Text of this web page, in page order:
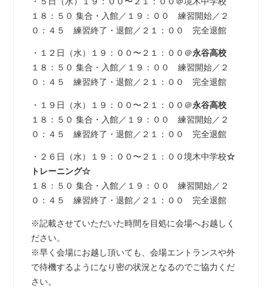
１８：５０ 集合・入館／１９：００ 練習開始／２
０：４５ 練習終了・退館／２１：００ 完全退館
・１２日（水）１９：００〜２１：００＠永谷高校
１８：５０ 集合・入館／１９：００ 練習開始／２
０：４５ 練習終了・退館／２１：００ 完全退館
・１９日（水）１９：００〜２１：００＠永谷高校
１８：５０ 集合・入館／１９：００ 練習開始／２
０：４５ 練習終了・退館／２１：００ 完全退館
・２６日（水）１９：００〜２１：００境木中学校☆
トレーニング☆
１８：５０ 集合・入館／１９：００ 練習開始／２
０：４５ 練習終了・退館／２１：００ 完全退館
※記載させていただいた時間を目処に会場へお越しく
ださい。
※早く会場にお越し頂いても、会場エントランスや外
で待機するようになり密の状況となるのでご協力くだ
さい。